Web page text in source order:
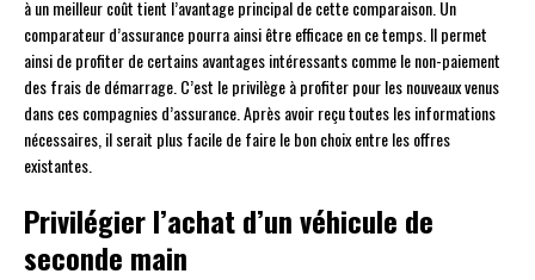
à un meilleur coût tient l’avantage principal de cette comparaison. Un
comparateur d’assurance pourra ainsi être efficace en ce temps. Il permet
ainsi de profiter de certains avantages intéressants comme le non-paiement
des frais de démarrage. C’est le privilège à profiter pour les nouveaux venus
dans ces compagnies d’assurance. Après avoir reçu toutes les informations
nécessaires, il serait plus facile de faire le bon choix entre les offres
existantes.
Privilégier l’achat d’un véhicule de
seconde main